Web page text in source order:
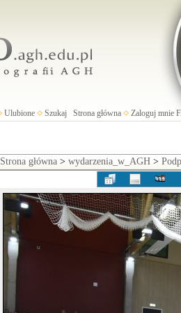
Ulubione Szukaj Strona główna Zaloguj mnie
Strona główna > wydarzenia_w_AGH >